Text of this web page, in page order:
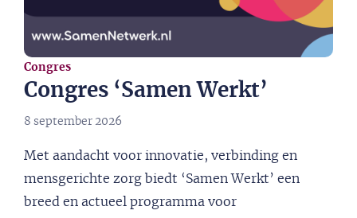
Congres
Congres ‘Samen Werkt’
8 september 2026
Met aandacht voor innovatie, verbinding en
mensgerichte zorg biedt ‘Samen Werkt’ een
breed en actueel programma voor